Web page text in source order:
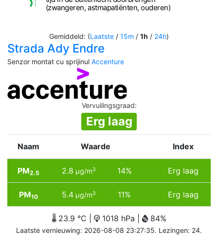
(zwangeren, astmapatiënten, ouderen)
Gemiddeld: (Laatste / 15m / 1h / 24h)
Strada Ady Endre
Senzor montat cu sprijinul Accenture
Vervuilingsgraad:
Erg laag
Naam Waarde Index
PM2.5 2.8 µg/m3 14% Erg laag
PM10 5.4µg/m3 11% Erg laag
23.9 °C | 1018 hPa | 84%
Laatste vernieuwing: 2026-08-08 23:27:35. Lezingen: 24.